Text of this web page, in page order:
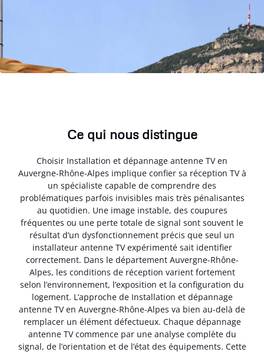
Ce qui nous distingue
Choisir Installation et dépannage antenne TV en
Auvergne-Rhône-Alpes implique confier sa réception TV à
un spécialiste capable de comprendre des
problématiques parfois invisibles mais très pénalisantes
au quotidien. Une image instable, des coupures
fréquentes ou une perte totale de signal sont souvent le
résultat d’un dysfonctionnement précis que seul un
installateur antenne TV expérimenté sait identifier
correctement. Dans le département Auvergne-Rhône-
Alpes, les conditions de réception varient fortement
selon l’environnement, l’exposition et la configuration du
logement. L’approche de Installation et dépannage
antenne TV en Auvergne-Rhône-Alpes va bien au-delà de
remplacer un élément défectueux. Chaque dépannage
antenne TV commence par une analyse complète du
signal, de l’orientation et de l’état des équipements. Cette